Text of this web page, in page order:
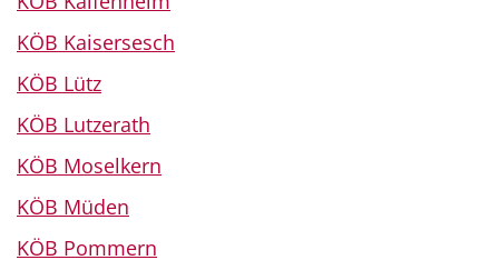
KÖB Kaisersesch
KÖB Lütz
KÖB Lutzerath
KÖB Moselkern
KÖB Müden
KÖB Pommern